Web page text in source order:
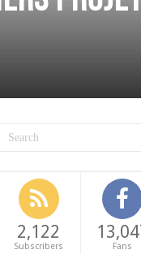
2,122
Subscribers Fans